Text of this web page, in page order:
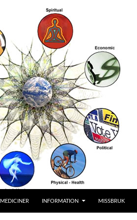
MEDICINER INFORMATION MISSBRUK